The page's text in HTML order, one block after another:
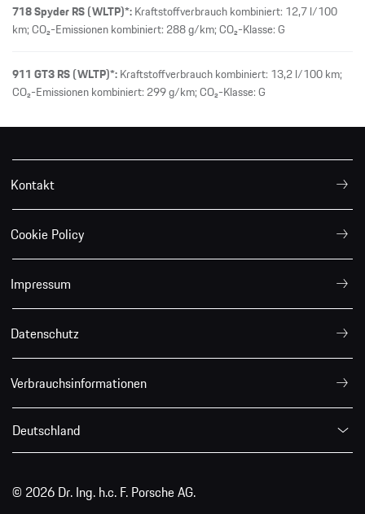
718 Spyder RS (WLTP)*:Kraftstoffverbrauch kombiniert: 12,7 l/100
km; CO₂-Emissionen kombiniert: 288 g/km; CO₂-Klasse: G
911 GT3 RS (WLTP)*:Kraftstoffverbrauch kombiniert: 13,2 l/100 km;
CO₂-Emissionen kombiniert: 299 g/km; CO₂-Klasse: G
Kontakt
Cookie Policy
Impressum
Datenschutz
Verbrauchsinformationen
Deutschland
© 2026 Dr. Ing. h.c. F. Porsche AG.